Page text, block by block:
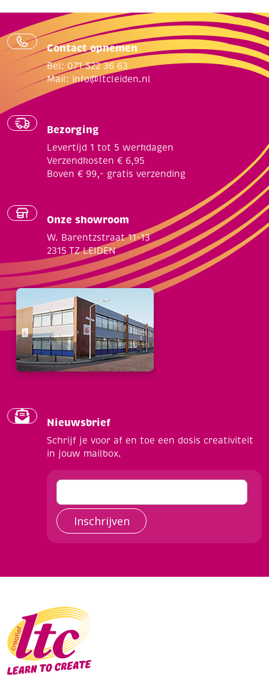
Contact opnemen
Bel: 071 522 36 63
Mail: info@ltcleiden.nl
Bezorging
Levertijd 1 tot 5 werkdagen
Verzendkosten € 6,95
Boven € 99,- gratis verzending
Onze showroom
W. Barentzstraat 11-13
2315 TZ LEIDEN
Nieuwsbrief
Schrijf je voor af en toe een dosis creativiteit
in jouw mailbox.
Inschrijven